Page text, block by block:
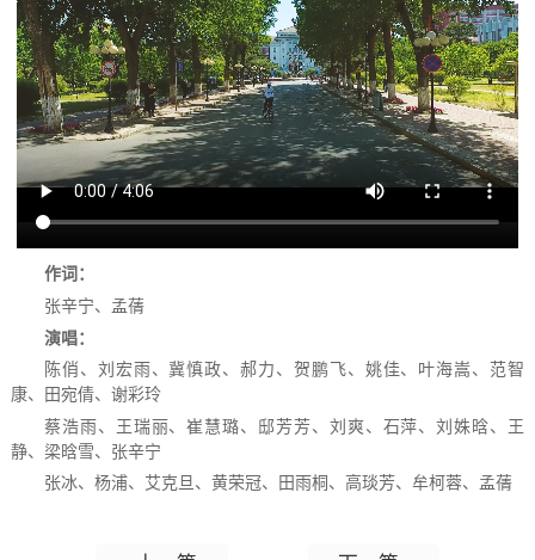
作词：
张辛宁、孟蒨
演唱：
陈俏、刘宏雨、冀慎政、郝力、贺鹏飞、姚佳、叶海嵩、范智
康、田宛倩、 谢彩玲
蔡浩雨、王瑞丽、崔慧璐、邸芳芳、刘爽、石萍、刘姝晗、王
静、 梁晗雪、张辛宁
张冰、杨浦、艾克旦、黄荣冠、田雨桐、高琰芳、牟柯蓉、孟蒨